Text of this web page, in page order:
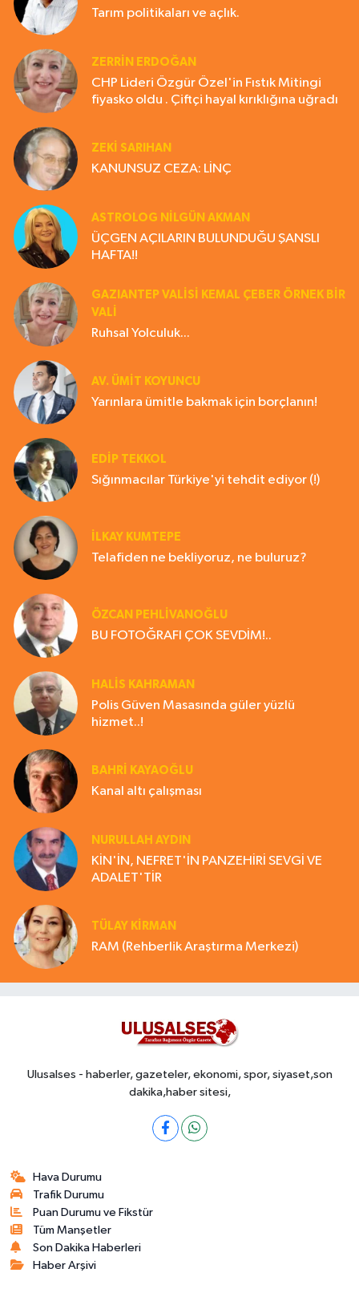
Tarım politikaları ve açlık.
ZERRIN ERDOĞAN
CHP Lideri Özgür Özel'in Fıstık Mitingi
fiyasko oldu . Çiftçi hayal kırıklığına uğradı
ZEKI SARIHAN
KANUNSUZ CEZA: LİNÇ
ASTROLOG NILGÜN AKMAN
ÜÇGEN AÇILARIN BULUNDUĞU ŞANSLI
HAFTA!!
GAZIANTEP VALISI KEMAL ÇEBER ÖRNEK BİR
VALİ
Ruhsal Yolculuk...
AV. ÜMIT KOYUNCU
Yarınlara ümitle bakmak için borçlanın!
EDIP TEKKOL
Sığınmacılar Türkiye'yi tehdit ediyor (!)
İLKAY KUMTEPE
Telafiden ne bekliyoruz, ne buluruz?
ÖZCAN PEHLİVANOĞLU
BU FOTOĞRAFI ÇOK SEVDİM!..
HALIS KAHRAMAN
Polis Güven Masasında güler yüzlü
hizmet..!
BAHRI KAYAOĞLU
Kanal altı çalışması
NURULLAH AYDIN
KİN'İN, NEFRET'İN PANZEHİRİ SEVGİ VE
ADALET'TİR
TÜLAY KİRMAN
RAM (Rehberlik Araştırma Merkezi)
Ulusalses - haberler, gazeteler, ekonomi, spor, siyaset,son
dakika,haber sitesi,
Hava Durumu
Trafik Durumu
Puan Durumu ve Fikstür
Tüm Manşetler
Son Dakika Haberleri
Haber Arşivi